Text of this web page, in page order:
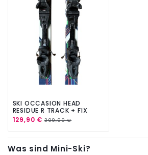
SKI OCCASION HEAD
RESIDUE R TRACK + FIX
TYROLIA SP 10 GW
129,90 €399,90 €
Was sind Mini-Ski?